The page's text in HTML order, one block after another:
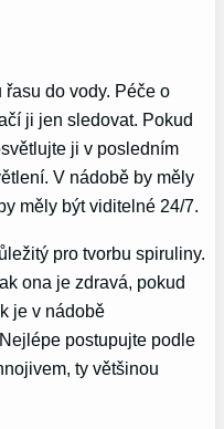
do vody. Péče o
ji jen sledovat. Pokud
ji v posledním
V nádobě by měly
měly být viditelné 24/7.
pro tvorbu spiruliny.
ona je zdravá, pokud
je v nádobě
postupujte podle
ty většinou